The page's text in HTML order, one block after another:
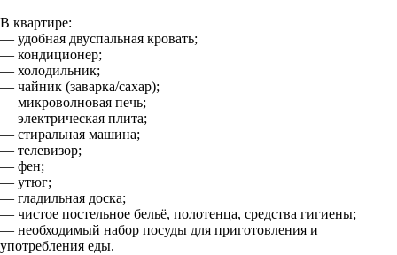
В квартире:
— удобная двуспальная кровать;
— кондиционер;
— холодильник;
— чайник (заварка/сахар);
— микроволновая печь;
— электрическая плита;
— стиральная машина;
— телевизор;
— фен;
— утюг;
— гладильная доска;
— чистое постельное бельё, полотенца, средства гигиены;
— необходимый набор посуды для приготовления и
употребления еды.